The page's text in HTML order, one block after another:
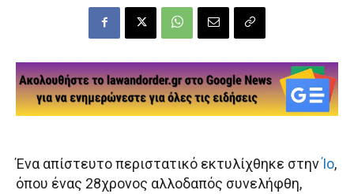
Ένα απίστευτο περιστατικό εκτυλίχθηκε στηνΊο,
όπου ένας 28χρονος αλλοδαπός συνελήφθη,